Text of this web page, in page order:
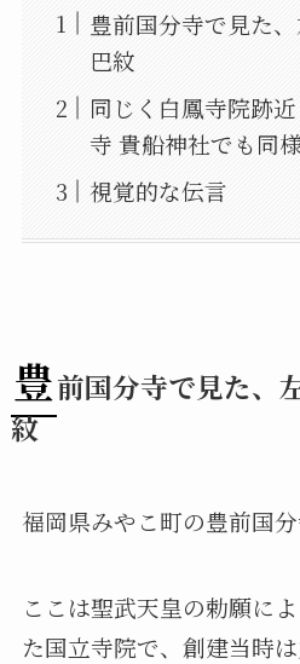
豊前国分寺で見た
巴紋
同じく白鳳寺院跡
寺 貴船神社でも同
視覚的な伝言
豊前国分寺で見た、
紋
福岡県みやこ町の豊前国分
ここは聖武天皇の勅願に
た国立寺院で、創建当時